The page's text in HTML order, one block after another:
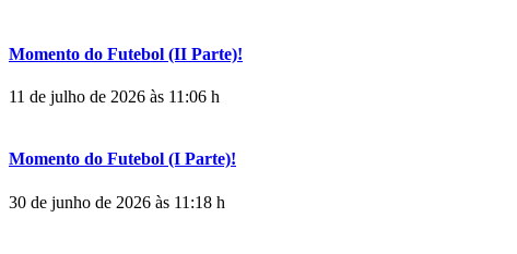
Momento do Futebol (II Parte)!
11 de julho de 2026 às 11:06 h
Momento do Futebol (I Parte)!
30 de junho de 2026 às 11:18 h